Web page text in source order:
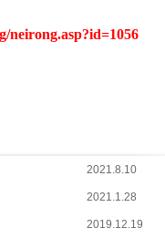
neirong.asp?id=1056
2021.8.10
2021.1.28
2019.12.19